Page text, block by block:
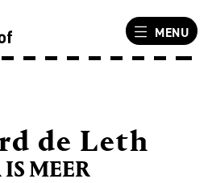
MENU
IS MEER
de Leth